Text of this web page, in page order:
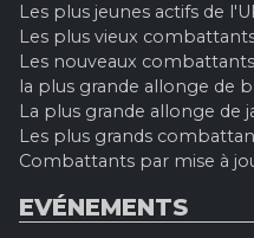
Les plus jeunes actifs de
Les plus vieux
Les nouveaux combattants
la plus grande allonge de
La plus grande allonge de
Les plus grands
Combattants par mise à
EVÉNEMENTS